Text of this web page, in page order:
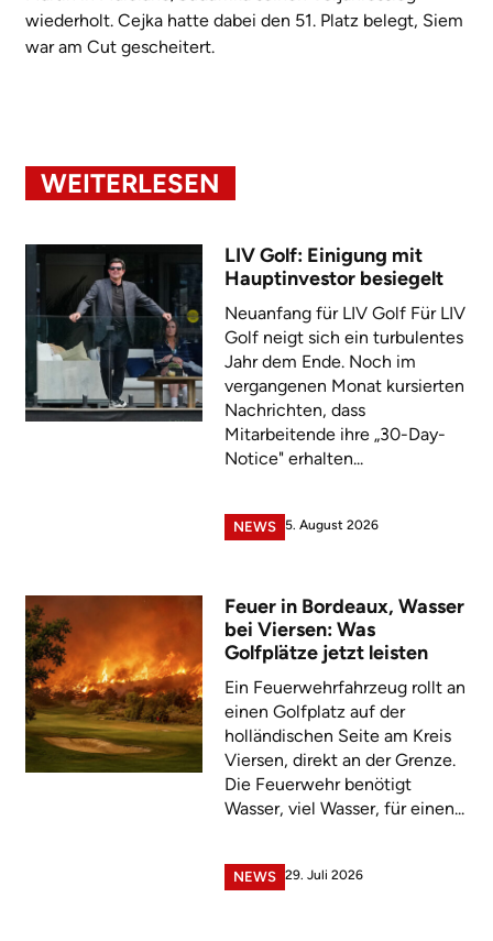
wiederholt. Cejka hatte dabei den 51. Platz belegt, Siem
war am Cut gescheitert.
WEITERLESEN
LIV Golf: Einigung mit
Hauptinvestor besiegelt
Neuanfang für LIV Golf Für LIV
Golf neigt sich ein turbulentes
Jahr dem Ende. Noch im
vergangenen Monat kursierten
Nachrichten, dass
Mitarbeitende ihre „30-Day-
Notice" erhalten...
NEWS 5. August 2026
Feuer in Bordeaux, Wasser
bei Viersen: Was
Golfplätze jetzt leisten
Ein Feuerwehrfahrzeug rollt an
einen Golfplatz auf der
holländischen Seite am Kreis
Viersen, direkt an der Grenze.
Die Feuerwehr benötigt
Wasser, viel Wasser, für einen...
NEWS 29. Juli 2026